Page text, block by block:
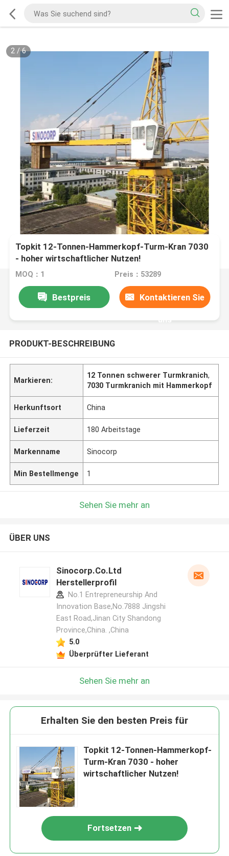
2/6
Topkit 12-Tonnen-Hammerkopf-Turm-Kran 7030
- hoher wirtschaftlicher Nutzen!
MOQ：1 Preis：53289
Bestpreis Kontaktieren Sie
uns
PRODUKT-BESCHREIBUNG
Markieren:
12 Tonnen schwerer Turmkranich,
7030 Turmkranich mit Hammerkopf
Herkunftsort China
Lieferzeit 180 Arbeitstage
Markenname Sinocorp
Min Bestellmenge 1
Sehen Sie mehr an
ÜBER UNS
Sinocorp.Co.Ltd
Herstellerprofil
No.1 Entrepreneurship And
Innovation Base,No.7888 Jingshi
East Road,Jinan City Shandong
Province,China. ,China
5.0
Überprüfter Lieferant
Sehen Sie mehr an
Erhalten Sie den besten Preis für
Topkit 12-Tonnen-Hammerkopf-
Turm-Kran 7030 - hoher
wirtschaftlicher Nutzen!
Fortsetzen